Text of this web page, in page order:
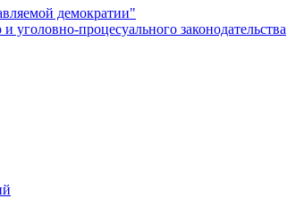
демократии"
уголовно-процесуального законодательства